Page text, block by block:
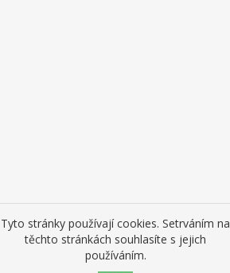
Tyto stránky používají cookies. Setrváním na
těchto stránkách souhlasíte s jejich
používáním.